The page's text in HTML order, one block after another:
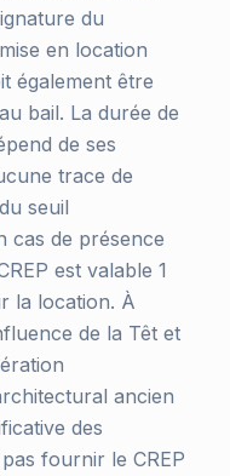
du
en location
également être
bail. La durée de
de ses
trace de
seuil
cas de présence
est valable 1
la location. À
de la Têt et
ancien
des
fournir le CREP